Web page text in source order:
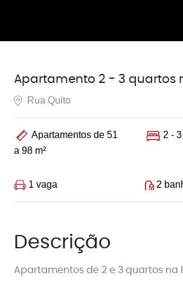
Apartamento 2 - 3 quartos
Rua Quito
Apartamentos de 51
a 98 m²
2 -
1 vaga 2
Descrição
Apartamentos de 2 e 3 quartos na